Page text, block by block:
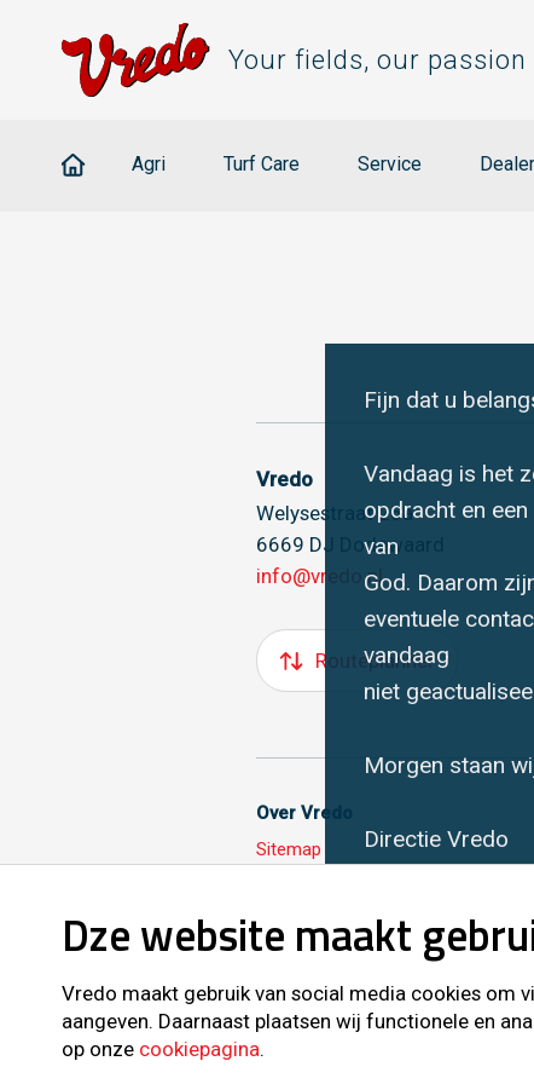
Fijn dat u
Vandaag is het
opdracht en
van
God. Daarom
eventuele
vandaag
niet
Morgen staan
Directie Vredo
Your fields, our passion
Agri Turf Care Service
Vredo
Welysestraat 25a
6669 DJ Dodewaard
info@vredo.nl
Routeplanner
Over Vredo
Sitemap
Volg ons ook op
Dze website maakt
Vredo maakt gebruik van social media cookies om
aangeven. Daarnaast plaatsen wij functionele en
op onze cookiepagina.